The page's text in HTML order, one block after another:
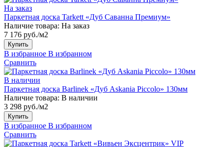
На заказ
Паркетная доска Tarkett «Дуб Саванна Премиум»
Наличие товара: На заказ
7 176 руб./м2
Купить
В избранное В избранном
Сравнить
В наличии
Паркетная доска Barlinek «Дуб Askania Piccolo» 130мм
Наличие товара: В наличии
3 298 руб./м2
Купить
В избранное В избранном
Сравнить